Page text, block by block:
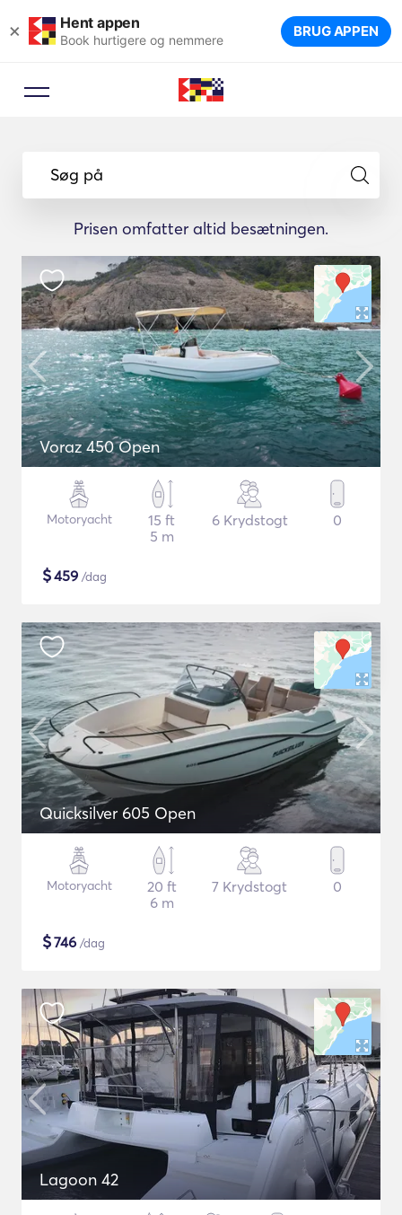
× Hent appen
Book hurtigere og nemmere BRUG APPEN
Søg på
Prisen omfatter altid besætningen.
Voraz 450 Open
Motoryacht
15 ft
5 m
6 Krydstogt 0
$459 /dag
Quicksilver 605 Open
Motoryacht
20 ft
6 m
7 Krydstogt 0
$746 /dag
Lagoon 42